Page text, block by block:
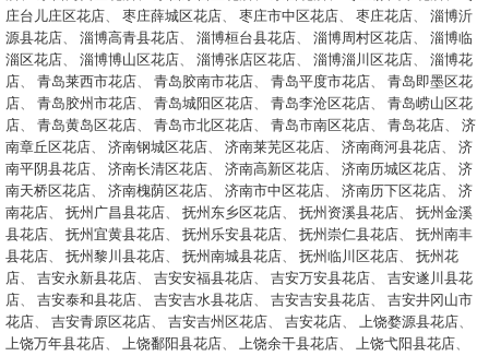
庄台儿庄区花店、 枣庄薛城区花店、 枣庄市中区花店、 枣庄花店、 淄博沂
源县花店、 淄博高青县花店、 淄博桓台县花店、 淄博周村区花店、 淄博临
淄区花店、 淄博博山区花店、 淄博张店区花店、 淄博淄川区花店、 淄博花
店、 青岛莱西市花店、 青岛胶南市花店、 青岛平度市花店、 青岛即墨区花
店、 青岛胶州市花店、 青岛城阳区花店、 青岛李沧区花店、 青岛崂山区花
店、 青岛黄岛区花店、 青岛市北区花店、 青岛市南区花店、 青岛花店、 济
南章丘区花店、 济南钢城区花店、 济南莱芜区花店、 济南商河县花店、 济
南平阴县花店、 济南长清区花店、 济南高新区花店、 济南历城区花店、 济
南天桥区花店、 济南槐荫区花店、 济南市中区花店、 济南历下区花店、 济
南花店、 抚州广昌县花店、 抚州东乡区花店、 抚州资溪县花店、 抚州金溪
县花店、 抚州宜黄县花店、 抚州乐安县花店、 抚州崇仁县花店、 抚州南丰
县花店、 抚州黎川县花店、 抚州南城县花店、 抚州临川区花店、 抚州花
店、 吉安永新县花店、 吉安安福县花店、 吉安万安县花店、 吉安遂川县花
店、 吉安泰和县花店、 吉安吉水县花店、 吉安吉安县花店、 吉安井冈山市
花店、 吉安青原区花店、 吉安吉州区花店、 吉安花店、 上饶婺源县花店、
上饶万年县花店、 上饶鄱阳县花店、 上饶余干县花店、 上饶弋阳县花店、